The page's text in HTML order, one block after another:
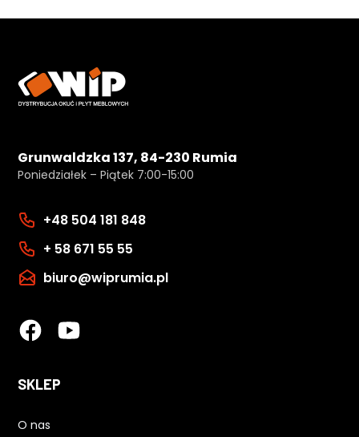
Grunwaldzka 137, 84-230 Rumia
Poniedziałek – Piątek 7:00-15:00
+48 504 181 848
+ 58 671 55 55
biuro@wiprumia.pl
SKLEP
O nas